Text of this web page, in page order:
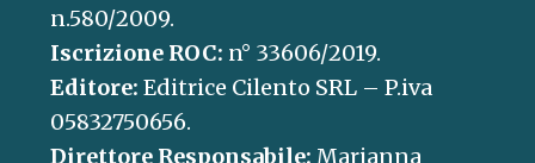
n.580/2009.
Iscrizione ROC: n° 33606/2019.
Editore: Editrice Cilento SRL – P.iva
05832750656.
Direttore Responsabile: Marianna